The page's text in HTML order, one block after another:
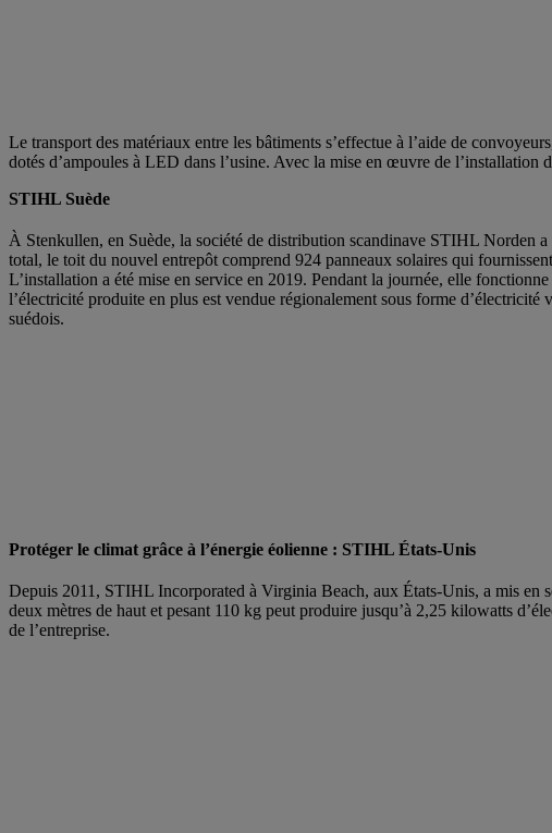
Le transport des matériaux entre les bâtiments s’effectue à l’aide de
dotés d’ampoules à LED dans l’usine. Avec la mise en œuvre de
STIHL Suède
À Stenkullen, en Suède, la société de distribution scandinave STIHL Norden
total, le toit du nouvel entrepôt comprend 924 panneaux solaires qui
L’installation a été mise en service en 2019. Pendant la journée, elle
l’électricité produite en plus est vendue régionalement sous forme
suédois.
Protéger le climat grâce à l’énergie éolienne : STIHL États-Unis
Depuis 2011, STIHL Incorporated à Virginia Beach, aux États-Unis, a mis en
deux mètres de haut et pesant 110 kg peut produire jusqu’à 2,25 kilowatts
de l’entreprise.